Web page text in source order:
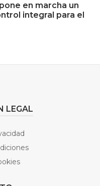
en marcha un
integral para el
LEGAL